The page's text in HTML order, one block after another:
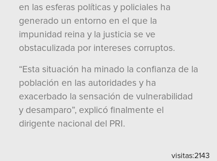
en las esferas políticas y policiales ha
generado un entorno en el que la
impunidad reina y la justicia se ve
obstaculizada por intereses corruptos.
“Esta situación ha minado la confianza de la
población en las autoridades y ha
exacerbado la sensación de vulnerabilidad
y desamparo”, explicó finalmente el
dirigente nacional del PRI.
visitas:2143